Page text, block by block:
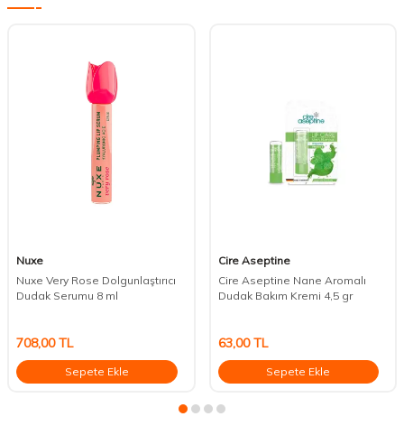
Nuxe
Nuxe Very Rose Dolgunlaştırıcı
Dudak Serumu 8 ml
708,00TL
Sepete Ekle
Cire Aseptine
Cire Aseptine Nane Aromalı
Dudak Bakım Kremi 4,5 gr
63,00TL
Sepete Ekle